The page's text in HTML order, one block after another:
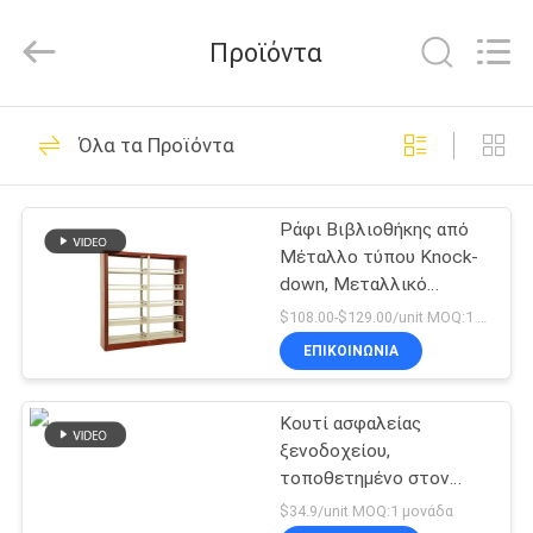
ΣΠΊΤΙ
ΠΡΟΪΌΝΤΑ
ΠΕΡΊΠΟΥ
ΓΎΡΟΣ
ΕΡΓΟΣΤΑΣΊΩΝ
Rights
Reserved.
ECER
Κεφαλακιό
μεταλλικών
αποθεμάτων
49
κλειδώσιμα
50
Προϊόντα
Όλα τα Προϊόντα
Ράφι Βιβλιοθήκης από
Μέταλλο τύπου Knock-
down, Μεταλλικό
Ντουλάπι για
Βιβλιοθήκη, Σιδερένιο
Ράφι, Βιβλιοθήκη από
Ηλεκτροστατική Βαφή,
Ατσάλινη Βιβλιοθήκη για
Παιδιά
$108.00-$129.00/unit MOQ:1 τεμάχια
ΕΠΙΚΟΙΝΩΝΊΑ
Κουτί ασφαλείας
ξενοδοχείου,
τοποθετημένο στον
τοίχο, ψηφιακό φορητό
$34.9/unit MOQ:1 μονάδα